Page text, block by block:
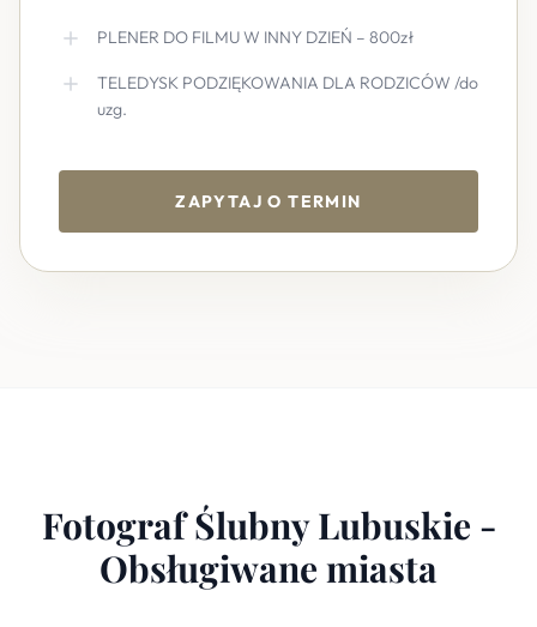
PLENER DO FILMU W INNY DZIEŃ – 800zł
TELEDYSK PODZIĘKOWANIA DLA RODZICÓW /do
uzg.
ZAPYTAJ O TERMIN
Fotograf Ślubny Lubuskie -
Obsługiwane miasta